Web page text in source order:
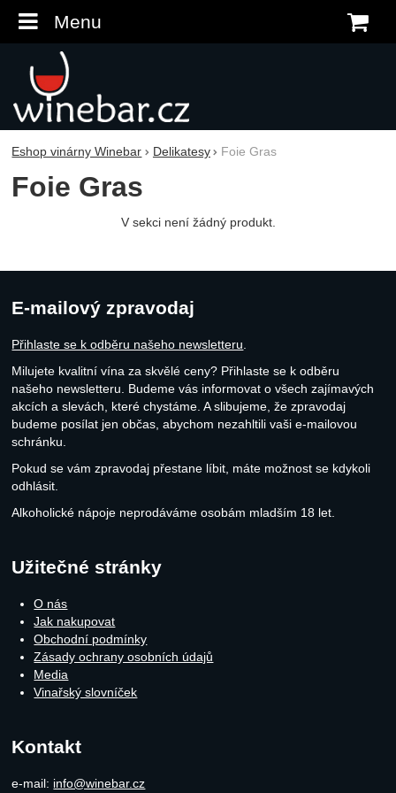
Menu
Eshop vinárny Winebar Delikatesy Foie Gras
Foie Gras
V sekci není žádný produkt.
E-mailový zpravodaj
Přihlaste se k odběru našeho newsletteru
Milujete kvalitní vína za skvělé ceny? Přihlaste se k odběru
našeho newsletteru. Budeme vás informovat o všech zajímavých
akcích a slevách, které chystáme. A slibujeme, že zpravodaj
budeme posílat jen občas, abychom nezahltili vaši e-mailovou
schránku.
Pokud se vám zpravodaj přestane líbit, máte možnost se kdykoli
odhlásit.
Alkoholické nápoje neprodáváme osobám mladším 18 let.
Užitečné stránky
O nás
Jak nakupovat
Obchodní podmínky
Zásady ochrany osobních údajů
Media
Vinařský slovníček
Kontakt
e-mail: info@winebar.cz